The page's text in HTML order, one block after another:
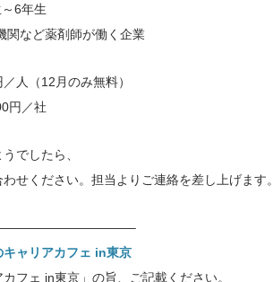
6年生
剤師が働く企業
（12月のみ無料）
／社
でしたら、
せください。担当よりご連絡を差し上げます。
キャリアカフェ in東京
フェ in東京」の旨、ご記載ください。